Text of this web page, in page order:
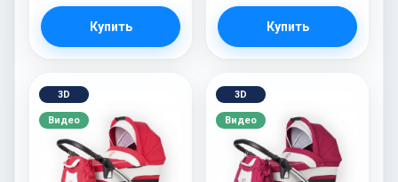
Купить Купить
3D
Видео
3D
Видео